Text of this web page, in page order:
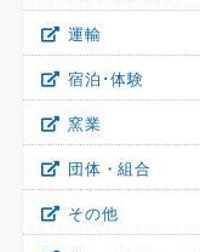
運輸
宿泊･体験
窯業
団体・組合
その他